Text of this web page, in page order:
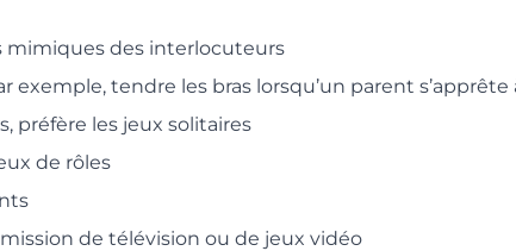
mimiques des interlocuteurs
tendre les bras lorsqu’un parent s’apprête
préfère les jeux solitaires
de rôles
de télévision ou de jeux vidéo